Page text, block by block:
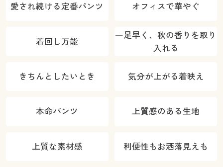
カラー・サイズを選択しカートに入れる
愛され続ける定番パンツ オフィスで華やぐ
着回し万能
一足早く、秋の香りを取り
入れる
きちんとしたいとき 気分が上がる着映え
本命パンツ 上質感のある生地
上質な素材感 利便性もお洒落見えも